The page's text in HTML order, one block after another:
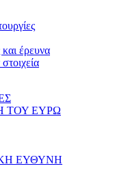
έρευνα
ΤΟΥ ΕΥΡΩ
ΕΥΘΥΝΗ